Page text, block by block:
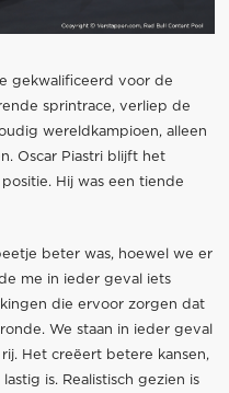
gekwalificeerd voor de
sprintrace, verliep de
wereldkampioen, alleen
Oscar Piastri blijft het
Hij was een tiende
beter was, hoewel we er
me in ieder geval iets
die ervoor zorgen dat
We staan in ieder geval
Het creëert betere kansen,
is. Realistisch gezien is